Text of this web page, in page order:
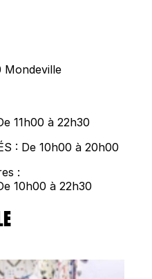
Mondeville
11h00 à 22h30
: De 10h00 à 20h00
:
10h00 à 22h30